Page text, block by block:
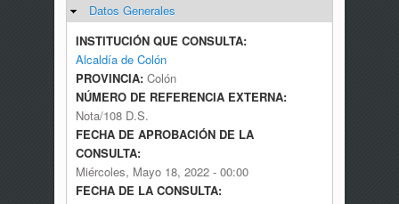
Ocultar
Datos Generales
INSTITUCIÓN QUE CONSULTA:
Alcaldía de Colón
PROVINCIA: Colón
NÚMERO DE REFERENCIA EXTERNA:
Nota/108 D.S.
FECHA DE APROBACIÓN DE LA
CONSULTA:
Miércoles, Mayo 18, 2022 - 00:00
FECHA DE LA CONSULTA: